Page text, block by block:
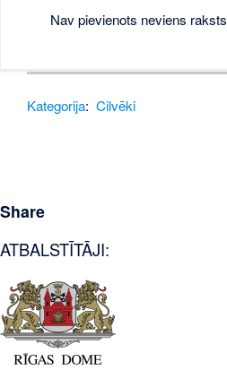
Nav pievienots neviens raksts
Kategorija: Cilvēki
Share
ATBALSTĪTĀJI: